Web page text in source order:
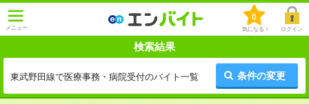
メニュー
0
気になる！ ログイン
検索結果
東武野田線で医療事務・病院受付のバイト一覧 条件の変更